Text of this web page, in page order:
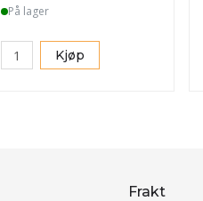
På lager
Kjøp
Frakt